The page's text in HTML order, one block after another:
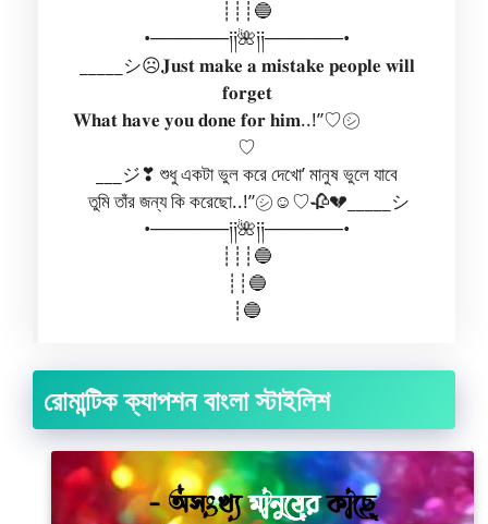
┊┊┊🔵
•──────༏༏🌺༏༏──────•
_____シ︎☹︎𝐉𝐮𝐬𝐭 𝐦𝐚𝐤𝐞 𝐚 𝐦𝐢𝐬𝐭𝐚𝐤𝐞 𝐩𝐞𝐨𝐩𝐥𝐞 𝐰𝐢𝐥𝐥
𝐟𝐨𝐫𝐠𝐞𝐭
𝐖𝐡𝐚𝐭 𝐡𝐚𝐯𝐞 𝐲𝐨𝐮 𝐝𝐨𝐧𝐞 𝐟𝐨𝐫 𝐡𝐢𝐦..!”♡︎㋛︎
♡︎
___ジ❣︎ শুধু একটা ভুল করে দেখো’ মানুষ ভুলে যাবে
তুমি তাঁর জন্য কি করেছো..!”㋛︎☺︎︎♡︎🥀💔_____シ︎
•──────༏༏🌺༏༏──────•
┊┊┊🔵
┊┊🔵
┊🔵
রোমান্টিক ক্যাপশন বাংলা স্টাইলিশ